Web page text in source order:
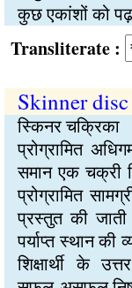
कुछ एकांशों को
:
Skinner disc
स्किनर चक्रिका
प्रोग्रामित
समान एक चक्री
प्रोग्रामित
प्रस्तुत की
पर्याप्त स्थान की
शिक्षार्थी के